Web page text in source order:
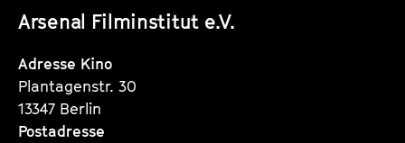
Arsenal Filminstitut e.V.
Instagram
Seite
Instagram
Seite
Instagram
Adresse Kino
Plantagenstr. 30
13347 Berlin
Postadresse